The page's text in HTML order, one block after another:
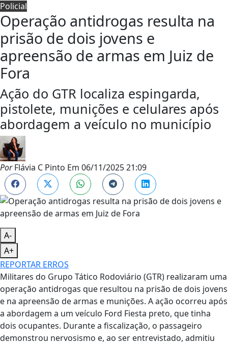
Policial
Operação antidrogas resulta na
prisão de dois jovens e
apreensão de armas em Juiz de
Fora
Ação do GTR localiza espingarda,
pistolete, munições e celulares após
abordagem a veículo no município
PorFlávia C Pinto Em 06/11/2025 21:09
A-
A+
REPORTAR ERROS
Militares do Grupo Tático Rodoviário (GTR) realizaram uma
operação antidrogas que resultou na prisão de dois jovens
e na apreensão de armas e munições. A ação ocorreu após
a abordagem a um veículo Ford Fiesta preto, que tinha
dois ocupantes. Durante a fiscalização, o passageiro
demonstrou nervosismo e, ao ser entrevistado, admitiu